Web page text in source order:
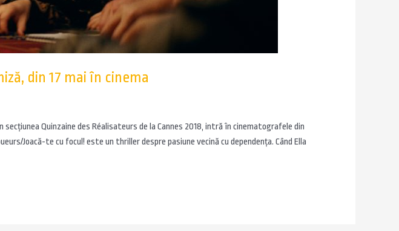
din 17 mai în cinema
Quinzaine des Réalisateurs de la Cannes 2018, intră în cinematografele din
Joacă-te cu focul! este un thriller despre pasiune vecină cu dependența. Când Ella